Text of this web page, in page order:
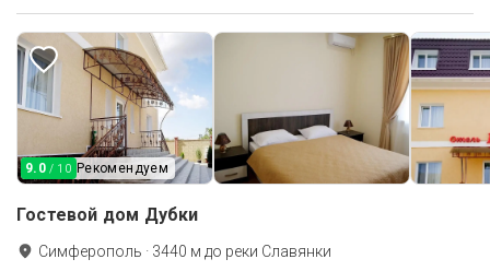
9.0 / 10 Рекомендуем
Гостевой дом Дубки
Симферополь · 3440 м до реки Славянки